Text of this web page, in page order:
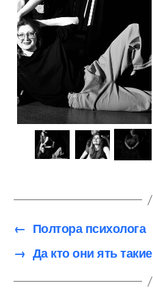
← Полтора психолога
→ Да кто они ять такие